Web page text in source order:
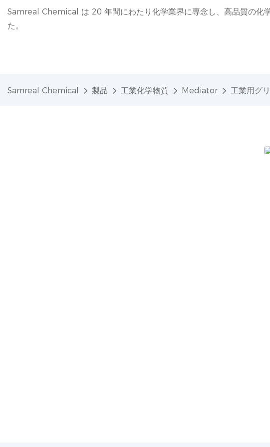
Samreal Chemical は 20 年間にわたり化学業界に専念し、高品質の化
た。
Samreal Chemical 製品 工業化学物質 Mediator 工業用グ